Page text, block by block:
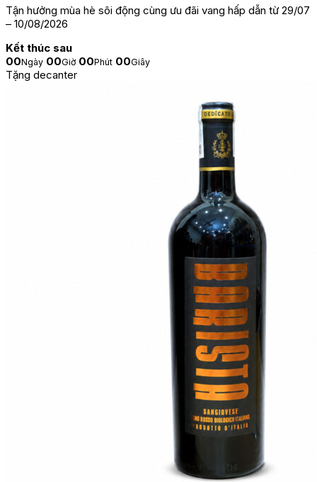
Tận hưởng mùa hè sôi động cùng ưu đãi vang hấp dẫn từ 29/07
– 10/08/2026
Kết thúc sau
00Ngày 00Giờ 00Phút 00Giây
Tặng decanter